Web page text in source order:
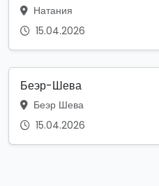
Натания
15.04.2026
Беэр-Шева
Беэр Шева
15.04.2026